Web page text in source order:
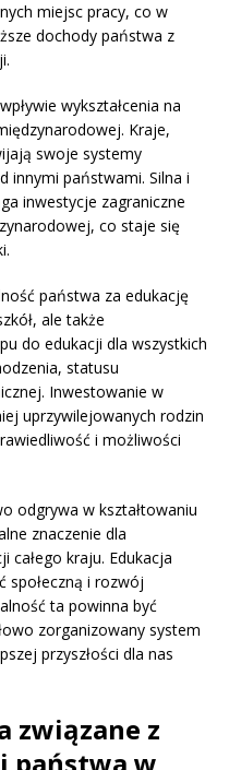
miejsc pracy, co w
dochody państwa z
wykształcenia na
Kraje,
swoje systemy
innymi państwami. Silna i
inwestycje zagraniczne
co staje się
państwa za edukację
ale także
do edukacji dla wszystkich
statusu
Inwestowanie w
uprzywilejowanych rodzin
i możliwości
odgrywa w kształtowaniu
znaczenie dla
całego kraju. Edukacja
społeczną i rozwój
ta powinna być
zorganizowany system
przyszłości dla nas
związane z